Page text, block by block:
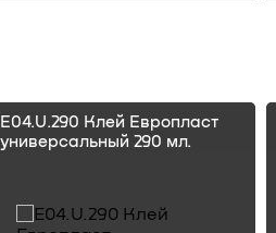
E04.U.290 Клей Европласт
универсальный 290 мл.